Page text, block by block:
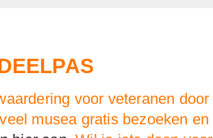
voor veteranen
musea gratis bezoeken